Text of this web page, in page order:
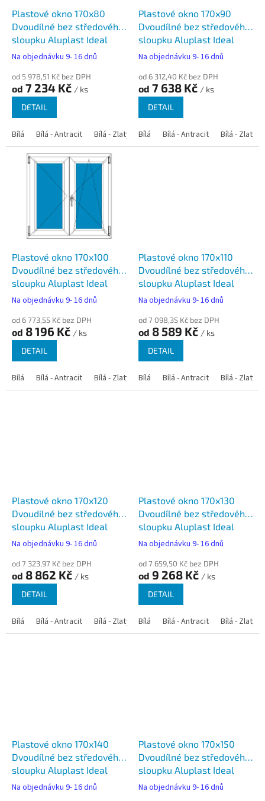
Plastové okno 170x80
Dvoudílné bez středového
sloupku Aluplast Ideal
4000
Na objednávku 9- 16 dnů
od 5 978,51 Kč bez DPH
od 7 234 Kč / ks
DETAIL
Bílá Bílá - Antracit Bílá - Zlatý dub Bílá - Tmavý dub Bílá -
Plastové okno 170x90
Dvoudílné bez středového
sloupku Aluplast Ideal
4000
Na objednávku 9- 16 dnů
od 6 312,40 Kč bez DPH
od 7 638 Kč / ks
DETAIL
Bílá Bílá - Antracit Bílá - Zlatý
Plastové okno 170x100
Dvoudílné bez středového
sloupku Aluplast Ideal
4000
Na objednávku 9- 16 dnů
od 6 773,55 Kč bez DPH
od 8 196 Kč / ks
DETAIL
Bílá Bílá - Antracit Bílá - Zlatý dub Bílá - Tmavý dub Bílá -
Plastové okno 170x110
Dvoudílné bez středového
sloupku Aluplast Ideal
4000
Na objednávku 9- 16 dnů
od 7 098,35 Kč bez DPH
od 8 589 Kč / ks
DETAIL
Bílá Bílá - Antracit Bílá - Zlatý
Plastové okno 170x120
Dvoudílné bez středového
sloupku Aluplast Ideal
4000
Na objednávku 9- 16 dnů
od 7 323,97 Kč bez DPH
od 8 862 Kč / ks
DETAIL
Bílá Bílá - Antracit Bílá - Zlatý dub Bílá - Tmavý dub Bílá -
Plastové okno 170x130
Dvoudílné bez středového
sloupku Aluplast Ideal
4000
Na objednávku 9- 16 dnů
od 7 659,50 Kč bez DPH
od 9 268 Kč / ks
DETAIL
Bílá Bílá - Antracit Bílá - Zlatý
Plastové okno 170x140
Dvoudílné bez středového
sloupku Aluplast Ideal
4000
Na objednávku 9- 16 dnů
Plastové okno 170x150
Dvoudílné bez středového
sloupku Aluplast Ideal
4000
Na objednávku 9- 16 dnů